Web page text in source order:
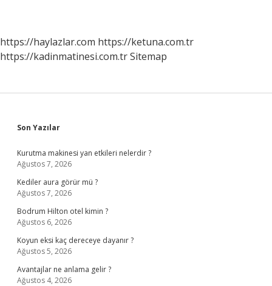
https://haylazlar.com https://ketuna.com.tr
https://kadinmatinesi.com.trSitemap
Sidebar
Son Yazılar
Kurutma makinesi yan etkileri nelerdir ?
Ağustos 7, 2026
Kediler aura görür mü ?
Ağustos 7, 2026
Bodrum Hilton otel kimin ?
Ağustos 6, 2026
Koyun eksi kaç dereceye dayanır ?
Ağustos 5, 2026
Avantajlar ne anlama gelir ?
Ağustos 4, 2026